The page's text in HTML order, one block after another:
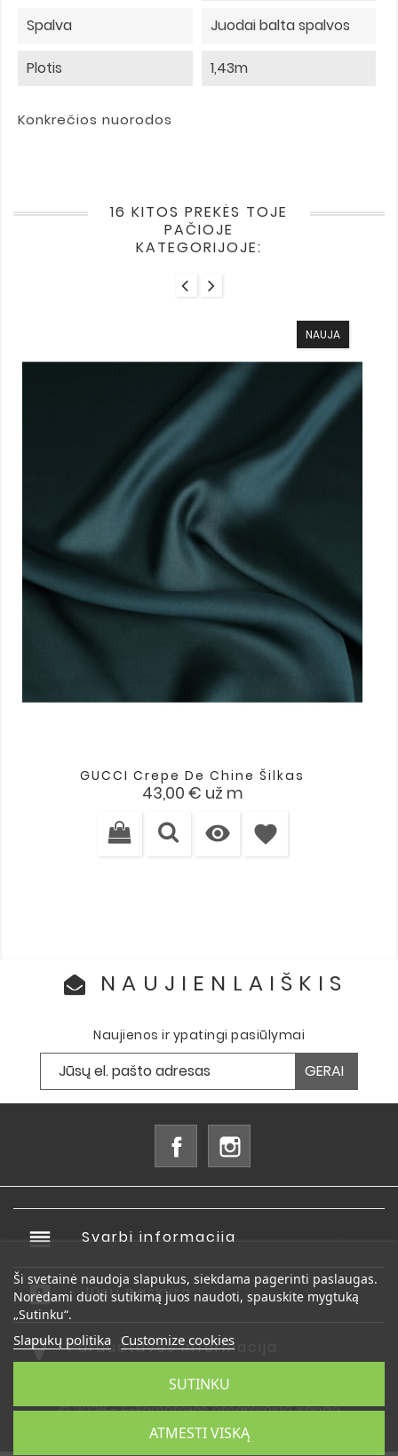
Spalva Juodai balta spalvos
Plotis 1,43m
Konkrečios nuorodos
16 KITOS PREKĖS TOJE
PAČIOJE
KATEGORIJOJE:
NAUJA
GUCCI Crepe De Chine Šilkas
Kaina
43,00 € už m
 favorite
NAUJIENLAIŠKIS
Naujienos ir ypatingi pasiūlymai
Facebook
reorder Svarbi informacija
account_box Jūsų paskyra 
Parduotuvės informacija
Ši svetainė naudoja slapukus, siekdama pagerinti paslaugas.
Norėdami duoti sutikimą juos naudoti, spauskite mygtuką
„Sutinku“.
Slapukų politika Customize cookies
ATMESTI VISKĄ
SUTINKU
© 2026 - E-komercijos programinė įranga
PrestaShop™